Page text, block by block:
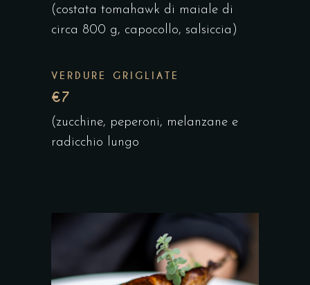
(costata tomahawk di maiale di
circa 800 g, capocollo, salsiccia)
VERDURE GRIGLIATE
€7
(zucchine, peperoni, melanzane e
radicchio lungo